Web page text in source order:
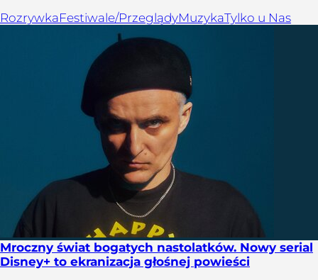
RozrywkaFestiwale/PrzeglądyMuzykaTylko u Nas
Mroczny świat bogatych nastolatków. Nowy serial
Disney+ to ekranizacja głośnej powieści